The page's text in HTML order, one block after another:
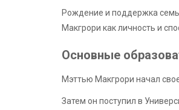
Рождение и поддержка
Макгрори как личность и
Основные
Мэттью Макгрори начал
Затем он поступил в